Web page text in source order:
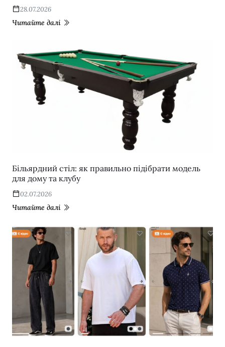
28.07.2026
Читайте далі
Більярдний стіл: як правильно підібрати модель
для дому та клубу
02.07.2026
Читайте далі